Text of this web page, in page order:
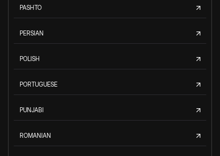
PASHTO
PERSIAN
POLISH
PORTUGUESE
PUNJABI
ROMANIAN